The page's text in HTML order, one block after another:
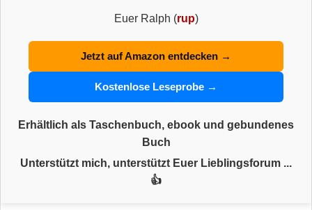
Euer Ralph (rup)
Jetzt auf Amazon entdecken →
Kostenlose Leseprobe →
Erhältlich als Taschenbuch, ebook und gebundenes
Buch
Unterstützt mich, unterstützt Euer Lieblingsforum ...
👍